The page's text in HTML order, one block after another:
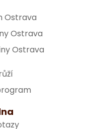
Ostrava
Ostrava
Ostrava